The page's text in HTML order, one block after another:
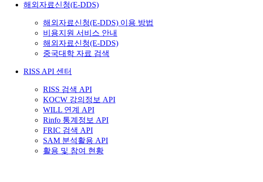
해외자료신청(E-DDS)
해외자료신청(E-DDS) 이용 방법
비용지원 서비스 안내
해외자료신청(E-DDS)
중국대학 자료 검색
RISS API 센터
RISS 검색 API
KOCW 강의정보 API
WILL 연계 API
Rinfo 통계정보 API
FRIC 검색 API
SAM 분석활용 API
활용 및 참여 현황